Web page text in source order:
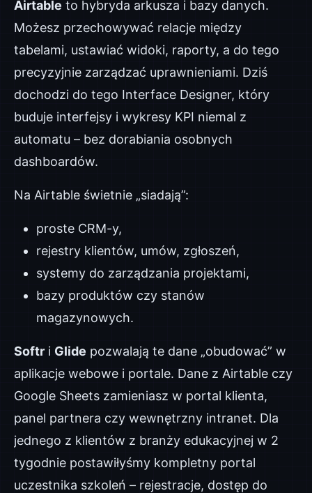
Airtable to hybryda arkusza i bazy danych.
Możesz przechowywać relacje między
tabelami, ustawiać widoki, raporty, a do tego
precyzyjnie zarządzać uprawnieniami. Dziś
dochodzi do tego Interface Designer, który
buduje interfejsy i wykresy KPI niemal z
automatu – bez dorabiania osobnych
dashboardów.
Na Airtable świetnie „siadają”:
proste CRM-y,
rejestry klientów, umów, zgłoszeń,
systemy do zarządzania projektami,
bazy produktów czy stanów
magazynowych.
Softr i Glide pozwalają te dane „obudować” w
aplikacje webowe i portale. Dane z Airtable czy
Google Sheets zamieniasz w portal klienta,
panel partnera czy wewnętrzny intranet. Dla
jednego z klientów z branży edukacyjnej w 2
tygodnie postawiłyśmy kompletny portal
uczestnika szkoleń – rejestracje, dostęp do